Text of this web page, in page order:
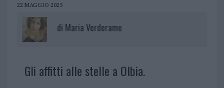
22 MAGGIO 2025
di Maria Verderame
Gli affitti alle stelle a Olbia.